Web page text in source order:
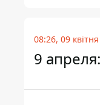
08:26, 09
9